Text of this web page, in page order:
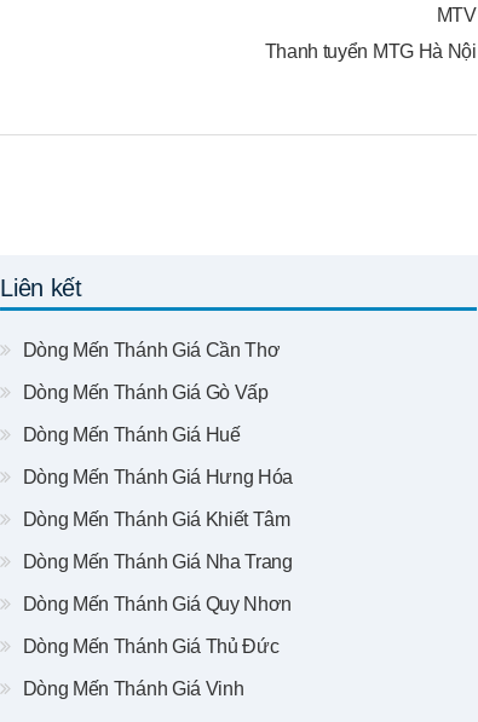
MTV
Thanh tuyển MTG Hà Nội
Liên kết
Dòng Mến Thánh Giá Cần Thơ
Dòng Mến Thánh Giá Gò Vấp
Dòng Mến Thánh Giá Huế
Dòng Mến Thánh Giá Hưng Hóa
Dòng Mến Thánh Giá Khiết Tâm
Dòng Mến Thánh Giá Nha Trang
Dòng Mến Thánh Giá Quy Nhơn
Dòng Mến Thánh Giá Thủ Đức
Dòng Mến Thánh Giá Vinh